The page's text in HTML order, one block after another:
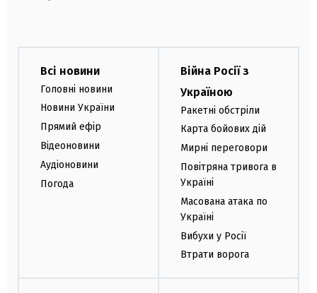
Всі новини
Головні новини
Новини України
Прямий ефір
Відеоновини
Аудіоновини
Погода
Війна Росії з
Україною
Ракетні обстріли
Карта бойових дій
Мирні переговори
Повітряна тривога в
Україні
Масована атака по
Україні
Вибухи у Росії
Втрати ворога